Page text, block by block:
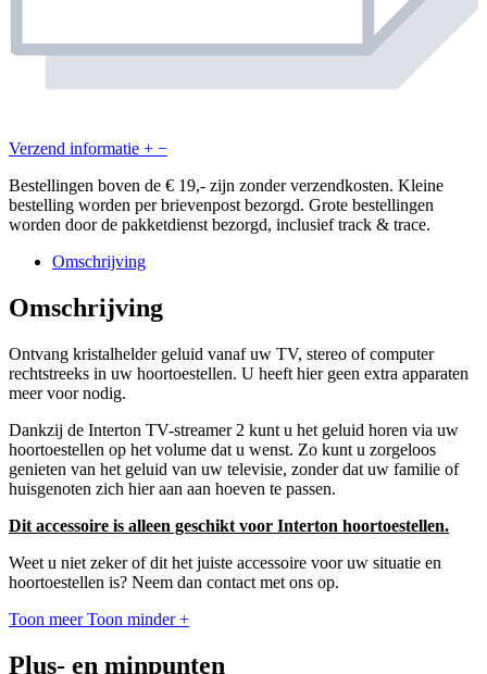
Verzend informatie + −
Bestellingen boven de € 19,- zijn zonder verzendkosten. Kleine
bestelling worden per brievenpost bezorgd. Grote bestellingen
worden door de pakketdienst bezorgd, inclusief track & trace.
Omschrijving
Omschrijving
Ontvang kristalhelder geluid vanaf uw TV, stereo of computer
rechtstreeks in uw hoortoestellen. U heeft hier geen extra apparaten
meer voor nodig.
Dankzij de Interton TV-streamer 2 kunt u het geluid horen via uw
hoortoestellen op het volume dat u wenst. Zo kunt u zorgeloos
genieten van het geluid van uw televisie, zonder dat uw familie of
huisgenoten zich hier aan aan hoeven te passen.
Dit accessoire is alleen geschikt voor Interton hoortoestellen.
Weet u niet zeker of dit het juiste accessoire voor uw situatie en
hoortoestellen is? Neem dan contact met ons op.
Toon meer Toon minder +
Plus- en minpunten